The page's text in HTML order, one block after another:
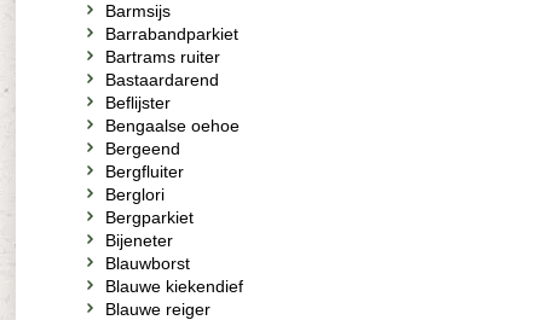
Barmsijs
Barrabandparkiet
Bartrams ruiter
Bastaardarend
Beflijster
Bengaalse oehoe
Bergeend
Bergfluiter
Berglori
Bergparkiet
Bijeneter
Blauwborst
Blauwe kiekendief
Blauwe reiger